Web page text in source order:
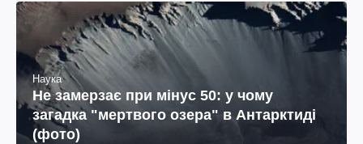
Наука
Не замерзає при мінус 50: у чому
загадка "мертвого озера" в Антарктиді
(фото)